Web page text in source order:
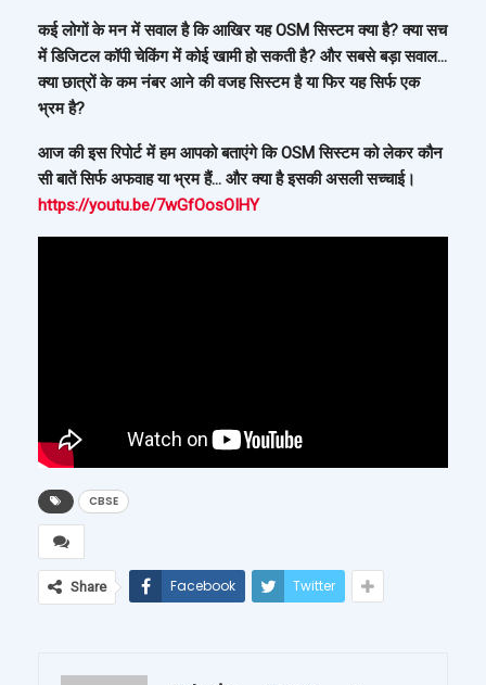
कई लोगों के मन में सवाल है कि आखिर यह OSM सिस्टम क्या है? क्या सच
में डिजिटल कॉपी चेकिंग में कोई खामी हो सकती है? और सबसे बड़ा सवाल…
क्या छात्रों के कम नंबर आने की वजह सिस्टम है या फिर यह सिर्फ एक
भ्रम है?
आज की इस रिपोर्ट में हम आपको बताएंगे कि OSM सिस्टम को लेकर कौन
सी बातें सिर्फ अफवाह या भ्रम हैं… और क्या है इसकी असली सच्चाई।
https://youtu.be/7wGfOosOIHY
CBSE
Share Facebook Twitter